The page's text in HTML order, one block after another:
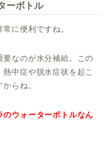
ーボトル
に便利ですね。
なのが水分補給。この
中症や脱水症状を起こ
らね。
のウォーターボトルなん